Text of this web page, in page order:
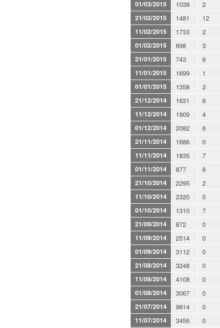
01/03/2015 1038 2
21/02/2015 1481 12
11/02/2015 1733 2
01/02/2015 698 3
21/01/2015 743 6
11/01/2015 1699 1
01/01/2015 1358 2
21/12/2014 1631 6
11/12/2014 1909 4
01/12/2014 2082 6
21/11/2014 1686 0
11/11/2014 1835 7
01/11/2014 877 6
21/10/2014 2295 2
11/10/2014 2320 5
01/10/2014 1310 7
21/09/2014 872 0
11/09/2014 2514 0
01/09/2014 3112 0
21/08/2014 3248 0
11/08/2014 4108 0
01/08/2014 3067 0
21/07/2014 9614 0
11/07/2014 3456 0